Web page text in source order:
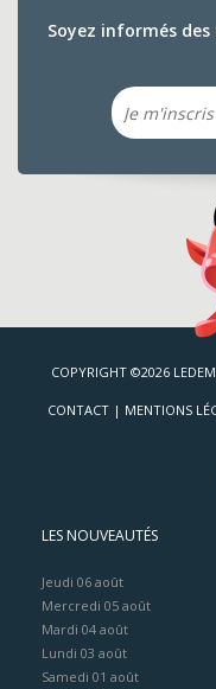
Soyez informés
Email
COPYRIGHT ©2026
CONTACT | MENTIONS
LES NOUVEAUTÉS
Jeudi 06 août
Mercredi 05 août
Mardi 04 août
Lundi 03 août
Samedi 01 août